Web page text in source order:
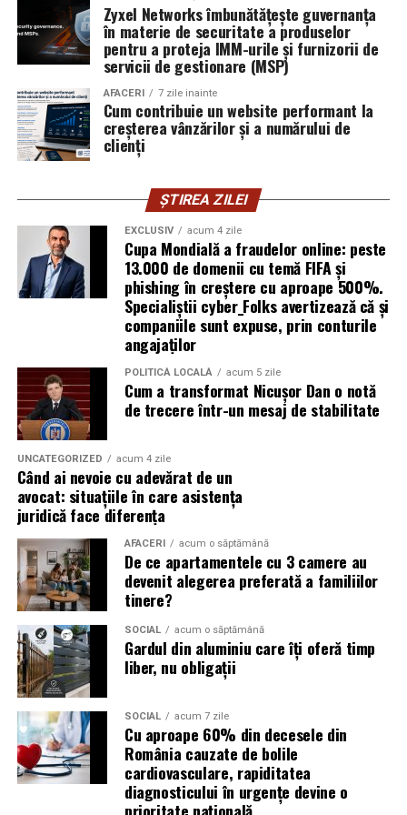
furnizor de hosting nu poate opri un utilizator să își
introducă parola pe o pagină clonată. În acel moment,
vigilența utilizatorului rămâne prima linie de apărare”,
explică Horațiu Șimon, Chief Technology Officer
cyber_Folks România.
Subiectul a fost semnalat și de FBI, care a inclus în
informările din ultima lună amenințările asociate
operațiuni de dezinformare.
Avertismentele publice s-au concentrat în principal
asupra fanilor și infrastructurii orașelor gazdă, însă
specialiștii atrag atenția că firmele pot fi afectate
inclusiv atunci când nu au nicio legătură directă cu
industria sportului, turismului sau vânzarea de bilete.
Atacurile sunt mai eficiente în contextul
evenimentelor globale
Campaniile de phishing asociate evenimentelor
importante profită de interesul public ridicat, de
presiunea timpului și de teama utilizatorilor că ar putea
pierde o ofertă sau o oportunitate. Mesajele care anunță
ultimele bilete disponibile, acces limitat la o transmisie
sau câștigarea unui premiu pot determina utilizatorii să
reacționeze înainte de a verifica sursa.
Turneul se încheie pe 19 iulie, iar specialiștii anticipează
o intensificare a activității frauduloase în perioada
finalei. Printre cele mai utilizate pretexte se numără
transmisiunile pirat, biletele revândute, pariurile,
tombolele, concursurile și falsele oferte de călătorie.
Pentru a răspunde riscurilor tot mai complexe,
cyber_Folks a lansat la finalul lunii iunie robo_Folks,
primul asistent AI integrat într-un panou de hosting
din România. Acesta poate efectua, la cererea
Zyxel Networks îmbunătățește guvernanța
în materie de securitate a produselor
pentru a proteja IMM-urile și furnizorii de
servicii de gestionare (MSP)
AFACERI 7 zile inainte
Cum contribuie un website performant la
creșterea vânzărilor și a numărului de
clienți
ȘTIREA ZILEI
EXCLUSIV acum 4 zile
Cupa Mondială a fraudelor online: peste
13.000 de domenii cu temă FIFA și
phishing în creștere cu aproape 500%.
Specialiștii cyber_Folks avertizează că și
companiile sunt expuse, prin conturile
angajaților
POLITICĂ LOCALĂ acum 5 zile
Cum a transformat Nicușor Dan o notă
de trecere într-un mesaj de stabilitate
UNCATEGORIZED acum 4 zile
Când ai nevoie cu adevărat de un
avocat: situațiile în care asistența
juridică face diferența
AFACERI acum o săptămână
De ce apartamentele cu 3 camere au
devenit alegerea preferată a familiilor
tinere?
SOCIAL acum o săptămână
Gardul din aluminiu care îți oferă timp
liber, nu obligații
SOCIAL acum 7 zile
Cu aproape 60% din decesele din
România cauzate de bolile
cardiovasculare, rapiditatea
diagnosticului în urgențe devine o